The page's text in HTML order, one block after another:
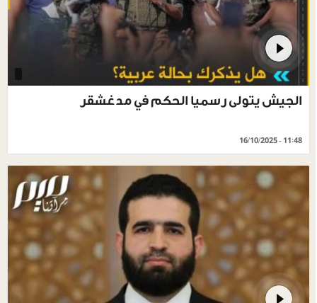
الجيش يتولى رسميا الحكم في مدغشقر
16/10/2025 - 11:48